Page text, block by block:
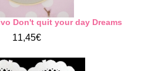
Don't quit your day Dreams
11,45€